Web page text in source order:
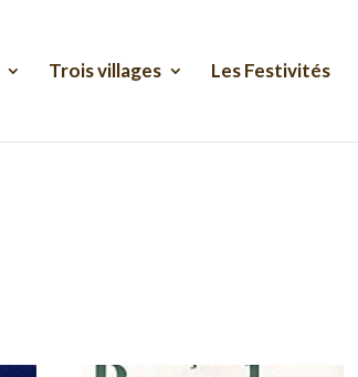
Trois villages Les Festivités